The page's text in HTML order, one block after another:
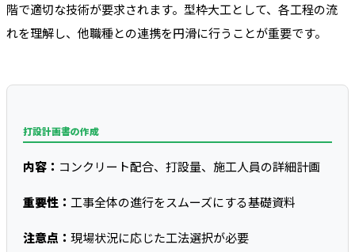
階で適切な技術が要求されます。型枠大工として、各工程の流
れを理解し、他職種との連携を円滑に行うことが重要です。
打設計画書の作成
内容： コンクリート配合、打設量、施工人員の詳細計画
重要性： 工事全体の進行をスムーズにする基礎資料
注意点： 現場状況に応じた工法選択が必要